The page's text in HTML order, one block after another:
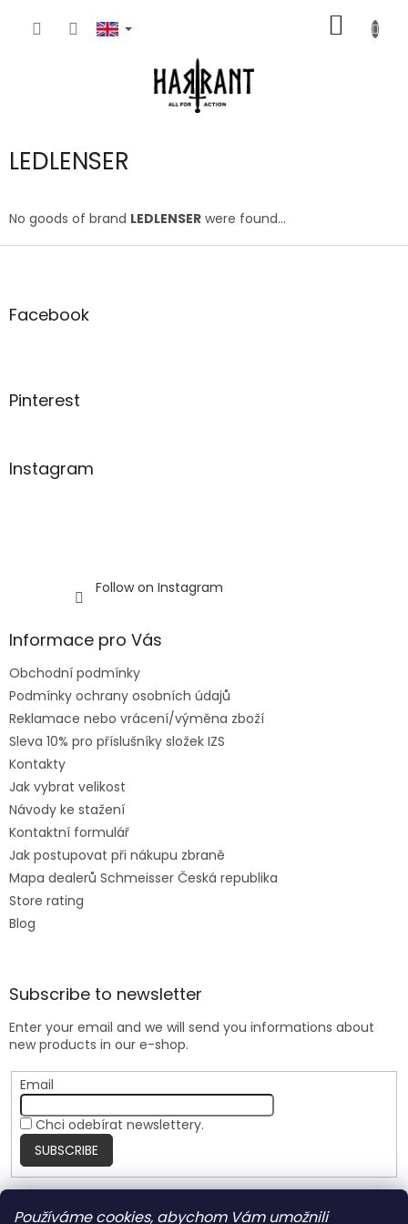
Používáme cookies, abychom Vám umožnili
CART
LEDLENSER
No goods of brand LEDLENSER were found...
F
Facebook
Pinterest
Instagram
Follow on Instagram
Informace pro Vás
Obchodní podmínky
Podmínky ochrany osobních údajů
Reklamace nebo vrácení/výměna zboží
Sleva 10% pro příslušníky složek IZS
Kontakty
Jak vybrat velikost
Návody ke stažení
Kontaktní formulář
Jak postupovat při nákupu zbraně
Mapa dealerů Schmeisser Česká republika
Store rating
Blog
Subscribe to newsletter
Enter your email and we will send you informations about
new products in our e-shop.
Email
Chci odebírat newslettery.
SUBSCRIBE